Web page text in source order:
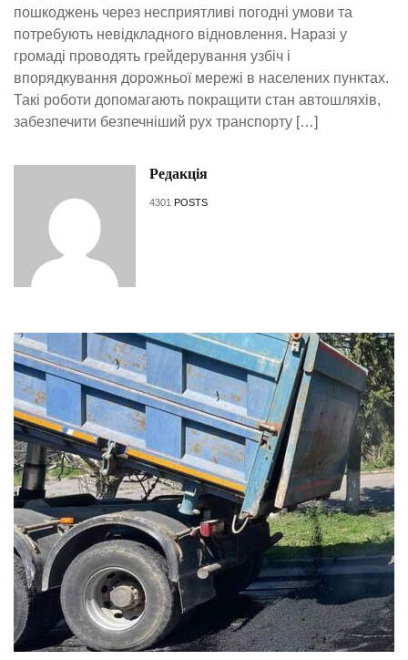
пошкоджень через несприятливі погодні умови та
потребують невідкладного відновлення. Наразі у
громаді проводять грейдерування узбіч і
впорядкування дорожньої мережі в населених пунктах.
Такі роботи допомагають покращити стан автошляхів,
забезпечити безпечніший рух транспорту […]
Редакція
4301 POSTS